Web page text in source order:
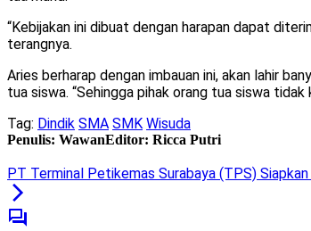
“Kebijakan ini dibuat dengan harapan dapat
terangnya.
Aries berharap dengan imbauan ini, akan lahir
tua siswa. “Sehingga pihak orang tua siswa
Tag: Dindik SMA SMK Wisuda
Penulis: WawanEditor: Ricca Putri
PT Terminal Petikemas Surabaya (TPS)